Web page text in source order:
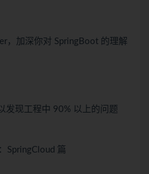
，加深你对 SpringBoot 的理解
发现工程中 90% 以上的问题
SpringCloud 篇